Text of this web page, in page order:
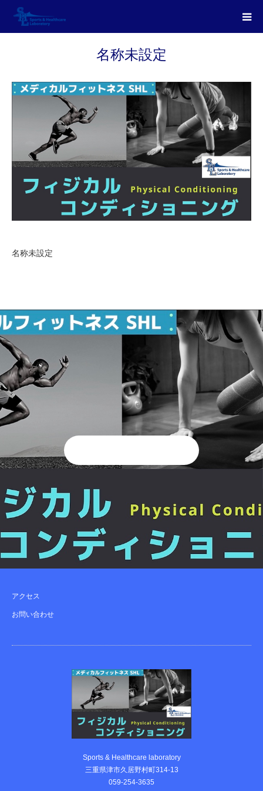
名称未設定
名称未設定
アクセス
お問い合わせ
Sports & Healthcare laboratory
三重県津市久居野村町314-13
059-254-3635